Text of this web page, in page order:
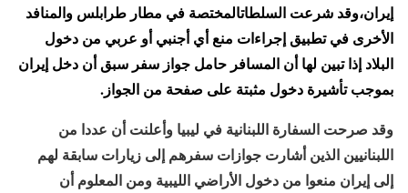
إيران،وقد شرعت السلطاتالمختصة في مطار طرابلس والمنافد
الأخرى في تطبيق إجراءات منع أي أجنبي أو عربي من دخول
البلاد إذا تبين لها أن المسافر حامل جواز سفر سبق أن دخل إيران
بموجب تأشيرة دخول مثبتة على صفحة من الجواز.
وقد صرحت السفارة اللبنانية في ليبيا وأعلنت أن عددا من
اللبنانيين الذين أشارت جوازات سفرهم إلى زيارات سابقة لهم
إلى إيران منعوا من دخول الأراضي الليبية ومن المعلوم أن